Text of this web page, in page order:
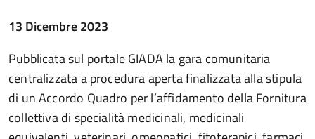
13 Dicembre 2023
Pubblicata sul portale GIADA la gara comunitaria
centralizzata a procedura aperta finalizzata alla stipula
di un Accordo Quadro per l’affidamento della Fornitura
collettiva di specialità medicinali, medicinali